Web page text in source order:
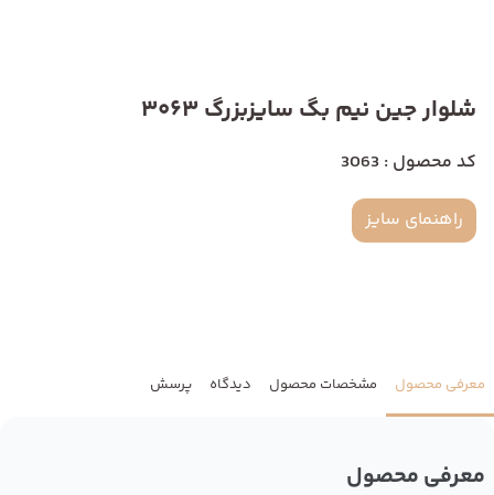
شلوار جین نیم بگ سایزبزرگ 3063
کد محصول : 3063
راهنمای سایز
معرفی محصول مشخصات محصول دیدگاه پرسش
معرفی محصول